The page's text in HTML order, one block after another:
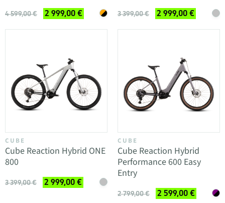
4 599,00 € 2 999,00 € 3 399,00 € 2 999,00 €
CUBE
Cube Reaction Hybrid ONE
800
3 399,00 € 2 999,00 €
CUBE
Cube Reaction Hybrid
Performance 600 Easy
Entry
2 799,00 € 2 599,00 €